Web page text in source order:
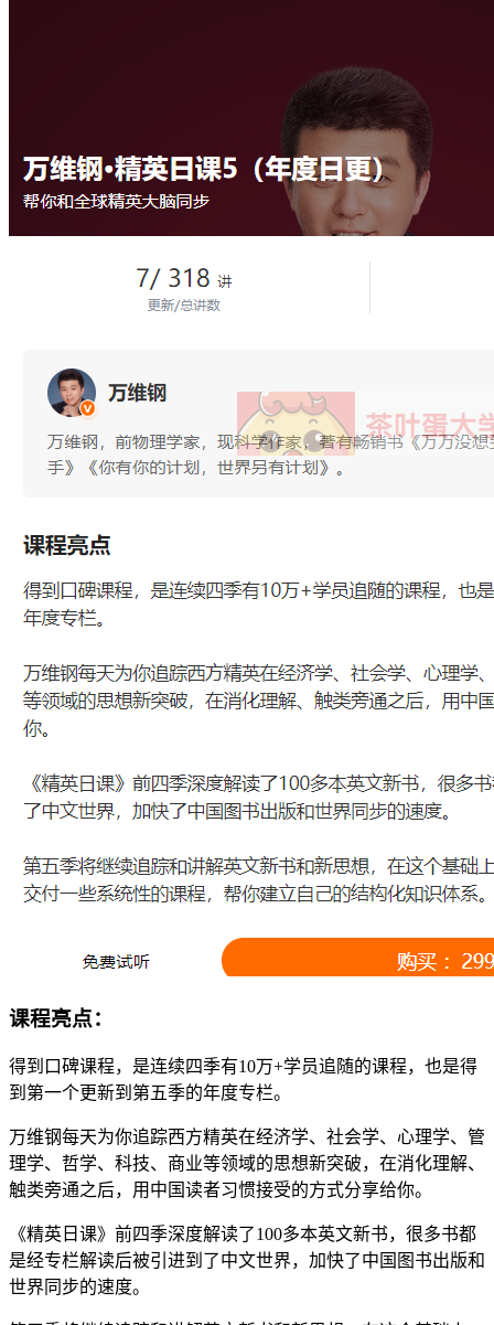
课程亮点：
得到口碑课程，是连续四季有10万+学员追随的课程，也是得
到第一个更新到第五季的年度专栏。
万维钢每天为你追踪西方精英在经济学、社会学、心理学、管
理学、哲学、科技、商业等领域的思想新突破，在消化理解、
触类旁通之后，用中国读者习惯接受的方式分享给你。
《精英日课》前四季深度解读了100多本英文新书，很多书都
是经专栏解读后被引进到了中文世界，加快了中国图书出版和
世界同步的速度。